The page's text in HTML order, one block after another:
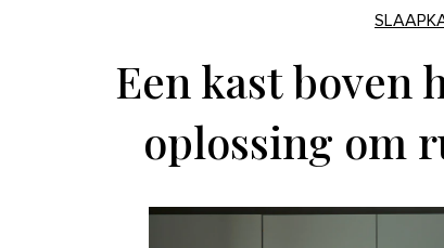
Een kast boven
oplossing om